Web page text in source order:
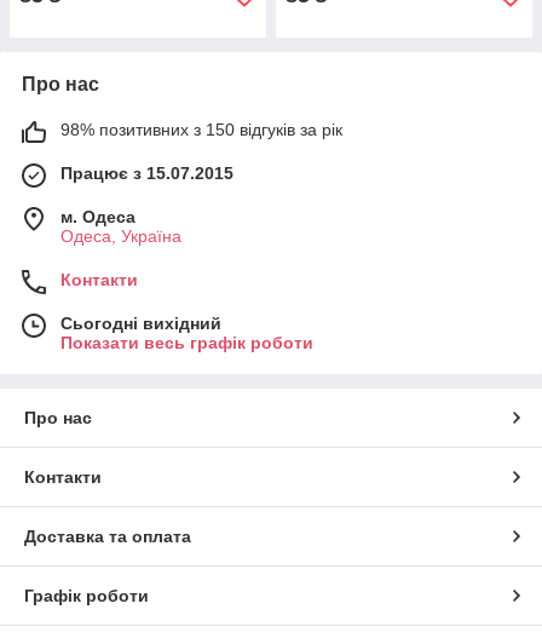
Про нас
98% позитивних з 150 відгуків за рік
Працює з 15.07.2015
м. Одеса
Одеса, Україна
Контакти
Сьогодні вихідний
Показати весь графік роботи
Про нас
Контакти
Доставка та оплата
Графік роботи